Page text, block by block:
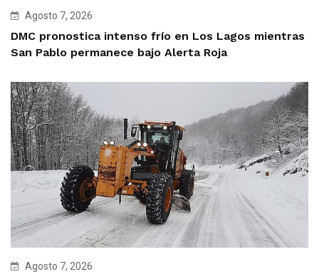
Agosto 7, 2026
DMC pronostica intenso frío en Los Lagos mientras
San Pablo permanece bajo Alerta Roja
Agosto 7, 2026